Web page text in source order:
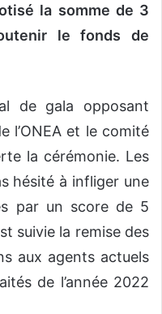
la somme de 3
le fonds de
de gala opposant
l’ONEA et le comité
la cérémonie. Les
hésité à infliger une
par un score de 5
suivie la remise des
aux agents actuels
de l’année 2022